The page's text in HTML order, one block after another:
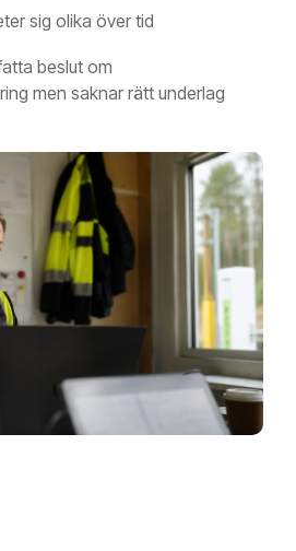
sig olika över tid
beslut om
men saknar rätt underlag